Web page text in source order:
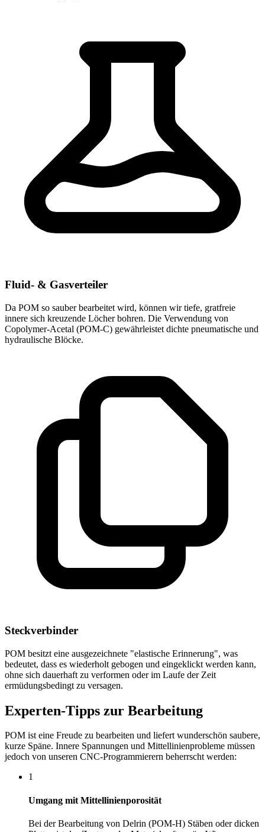
Fluid- & Gasverteiler
Da POM so sauber bearbeitet wird, können wir tiefe, gratfreie
innere sich kreuzende Löcher bohren. Die Verwendung von
Copolymer-Acetal (POM-C) gewährleistet dichte pneumatische und
hydraulische Blöcke.
Steckverbinder
POM besitzt eine ausgezeichnete "elastische Erinnerung", was
bedeutet, dass es wiederholt gebogen und eingeklickt werden kann,
ohne sich dauerhaft zu verformen oder im Laufe der Zeit
ermüdungsbedingt zu versagen.
Experten-Tipps zur Bearbeitung
POM ist eine Freude zu bearbeiten und liefert wunderschön saubere,
kurze Späne. Innere Spannungen und Mittellinienprobleme müssen
jedoch von unseren CNC-Programmierern beherrscht werden:
1
Umgang mit Mittellinienporosität
Bei der Bearbeitung von Delrin (POM-H) Stäben oder dicken